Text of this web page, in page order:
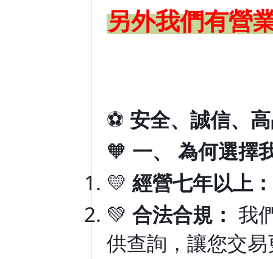
另外我們有營
⚽ 安全、誠信、
🧡 一、 為何選擇
💛 經營七年以上：
💚 合法合規： 我
供查詢，讓您交